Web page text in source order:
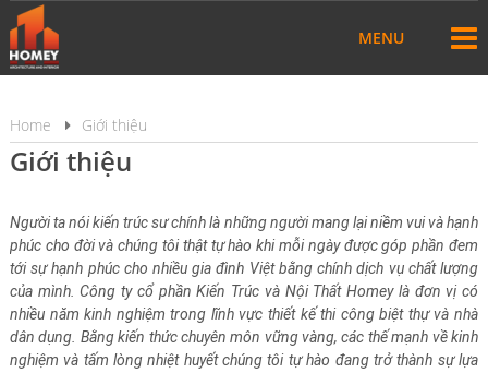
MENU
Home Giới thiệu
Giới thiệu
Người ta nói kiến trúc sư chính là những người mang lại niềm vui và hạnh
phúc cho đời và chúng tôi thật tự hào khi mỗi ngày được góp phần đem
tới sự hạnh phúc cho nhiều gia đình Việt bằng chính dịch vụ chất lượng
của mình. Công ty cổ phần Kiến Trúc và Nội Thất Homey là đơn vị có
nhiều năm kinh nghiệm trong lĩnh vực thiết kế thi công biệt thự và nhà
dân dụng. Bằng kiến thức chuyên môn vững vàng, các thế mạnh về kinh
nghiệm và tấm lòng nhiệt huyết chúng tôi tự hào đang trở thành sự lựa